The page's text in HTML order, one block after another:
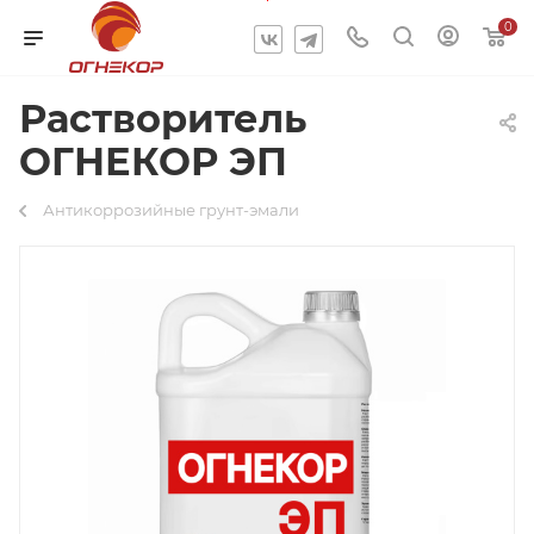
0
Растворитель
ОГНЕКОР ЭП
Антикоррозийные грунт-эмали